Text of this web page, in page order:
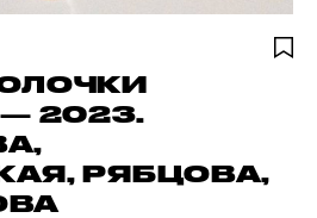
2023.
РЯБЦОВА,